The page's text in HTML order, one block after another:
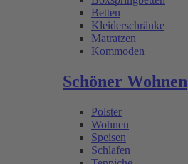
Betten
Kleiderschränke
Matratzen
Kommoden
Schöner Wohnen
Polster
Wohnen
Speisen
Schlafen